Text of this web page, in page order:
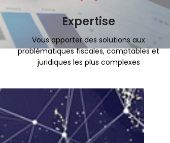
Expertise
Vous apporter des solutions aux
problématiques fiscales, comptables et
juridiques les plus complexes